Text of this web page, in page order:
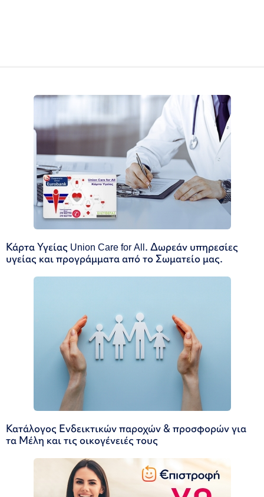
Κάρτα Υγείας Union Care for All. Δωρεάν υπηρεσίες
υγείας και προγράμματα από το Σωματείο μας.
Κατάλογος Ενδεικτικών παροχών & προσφορών για
τα Μέλη και τις οικογένειές τους